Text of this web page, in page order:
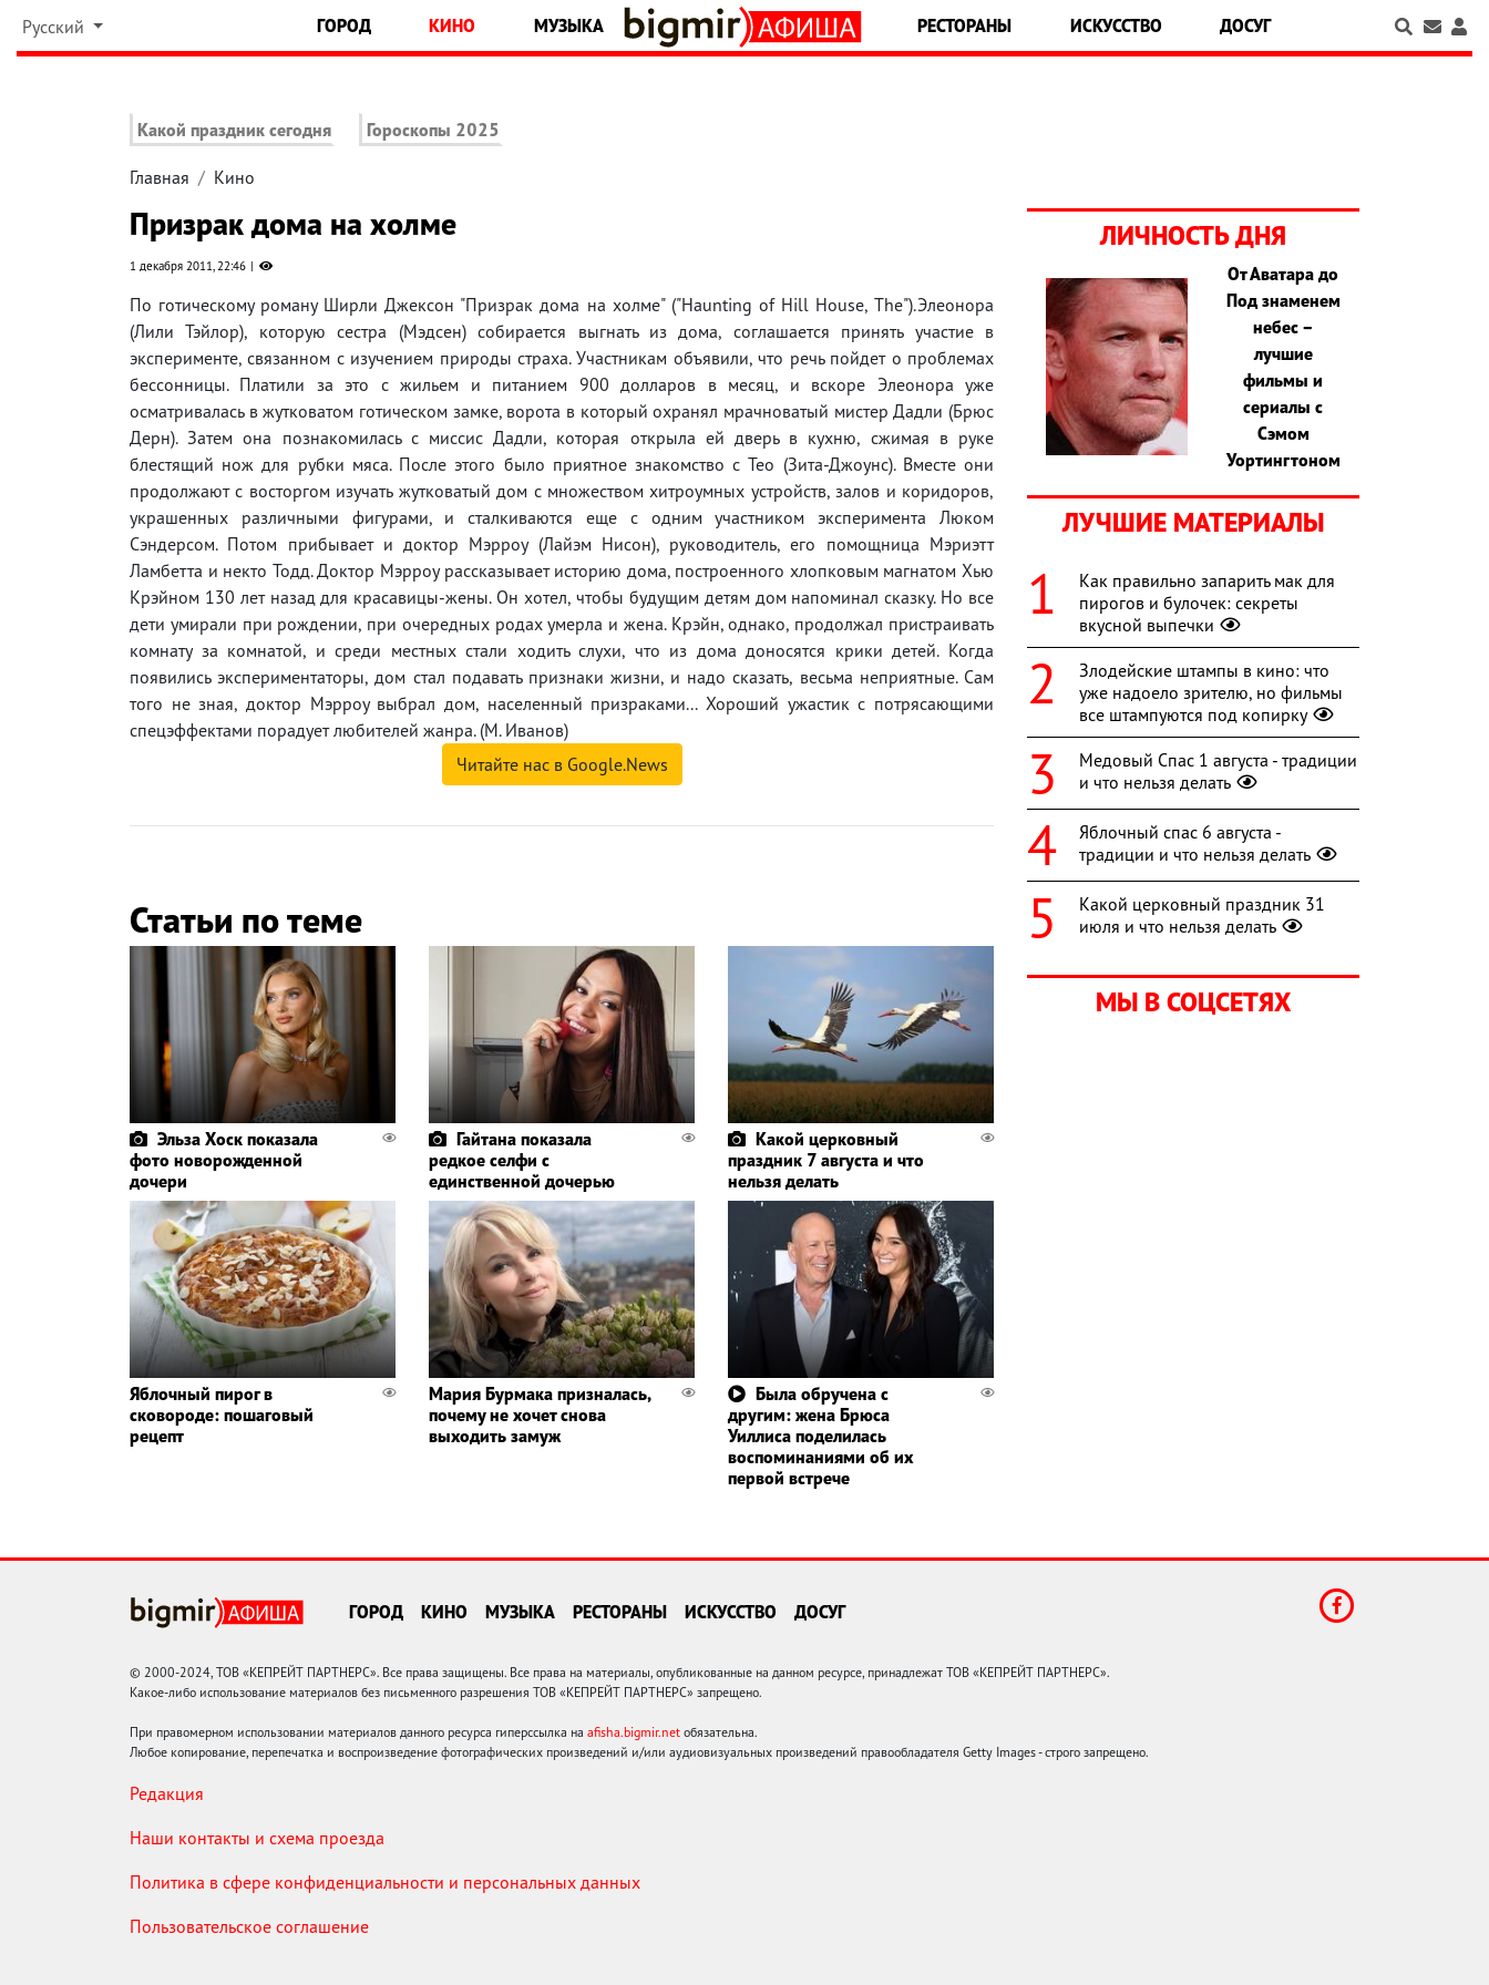
Русский ГОРОД КИНО МУЗЫКА РЕСТОРАНЫ ИСКУССТВО ДОСУГ
Какой праздник сегодня Гороскопы 2025
Главная Кино
Призрак дома на холме
1 декабря 2011, 22:46
По готическому роману Ширли Джексон "Призрак дома на холме" ("Haunting of Hill House, The").Элеонора
(Лили Тэйлор), которую сестра (Мэдсен) собирается выгнать из дома, соглашается принять участие в
эксперименте, связанном с изучением природы страха. Участникам объявили, что речь пойдет о проблемах
бессонницы. Платили за это с жильем и питанием 900 долларов в месяц, и вскоре Элеонора уже
осматривалась в жутковатом готическом замке, ворота в который охранял мрачноватый мистер Дадли (Брюс
Дерн). Затем она познакомилась с миссис Дадли, которая открыла ей дверь в кухню, сжимая в руке
блестящий нож для рубки мяса. После этого было приятное знакомство с Тео (Зита-Джоунс). Вместе они
продолжают с восторгом изучать жутковатый дом с множеством хитроумных устройств, залов и коридоров,
украшенных различными фигурами, и сталкиваются еще с одним участником эксперимента Люком
Сэндерсом. Потом прибывает и доктор Мэрроу (Лайэм Нисон), руководитель, его помощница Мэриэтт
Ламбетта и некто Тодд. Доктор Мэрроу рассказывает историю дома, построенного хлопковым магнатом Хью
Крэйном 130 лет назад для красавицы-жены. Он хотел, чтобы будущим детям дом напоминал сказку. Но все
дети умирали при рождении, при очередных родах умерла и жена. Крэйн, однако, продолжал пристраивать
комнату за комнатой, и среди местных стали ходить слухи, что из дома доносятся крики детей. Когда
появились экспериментаторы, дом стал подавать признаки жизни, и надо сказать, весьма неприятные. Сам
того не зная, доктор Мэрроу выбрал дом, населенный призраками... Хороший ужастик с потрясающими
спецэффектами порадует любителей жанра. (М. Иванов)
Читайте нас в Google.News
Статьи по теме
Эльза Хоск показала
фото новорожденной
дочери
Гайтана показала
редкое селфи с
единственной дочерью
Какой церковный
праздник 7 августа и что
нельзя делать
Яблочный пирог в
сковороде: пошаговый
рецепт
Мария Бурмака призналась,
почему не хочет снова
выходить замуж
Была обручена с
другим: жена Брюса
Уиллиса поделилась
воспоминаниями об их
первой встрече
ЛИЧНОСТЬ ДНЯ
От Аватара до
Под знаменем
небес –
лучшие
фильмы и
сериалы с
Сэмом
Уортингтоном
ЛУЧШИЕ МАТЕРИАЛЫ
Как правильно запарить мак для
пирогов и булочек: секреты
вкусной выпечки
Злодейские штампы в кино: что
уже надоело зрителю, но фильмы
все штампуются под копирку
Медовый Спас 1 августа - традиции
и что нельзя делать
Яблочный спас 6 августа -
традиции и что нельзя делать
Какой церковный праздник 31
июля и что нельзя делать
МЫ В СОЦСЕТЯХ
ГОРОД КИНО МУЗЫКА РЕСТОРАНЫ ИСКУССТВО ДОСУГ
© 2000-2024, ТОВ «КЕПРЕЙТ ПАРТНЕРС». Все права защищены. Все права на материалы, опубликованные на данном ресурсе, принадлежат ТОВ «КЕПРЕЙТ ПАРТНЕРС».
Какое-либо использование материалов без письменного разрешения ТОВ «КЕПРЕЙТ ПАРТНЕРС» запрещено.
При правомерном использовании материалов данного ресурса гиперссылка на afisha.bigmir.net обязательна.
Любое копирование, перепечатка и воспроизведение фотографических произведений и/или аудиовизуальных произведений правообладателя Getty Images - строго запрещено.
Редакция
Наши контакты и схема проезда
Политика в сфере конфиденциальности и персональных данных
Пользовательское соглашение